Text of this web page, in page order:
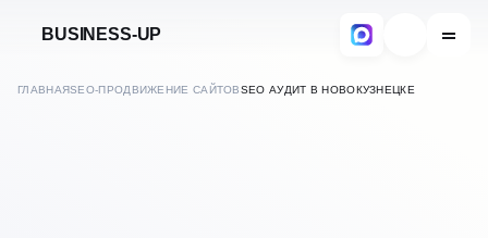
BUSINESS-UP
ГЛАВНАЯSEO-ПРОДВИЖЕНИЕ САЙТОВSEO АУДИТ В НОВОКУЗНЕЦКЕ